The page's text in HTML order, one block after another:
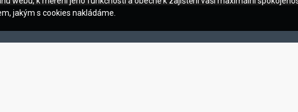
jakým s cookies nakládáme.